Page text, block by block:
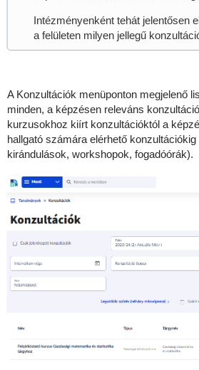
Intézményenként tehát jelentősen
a felületen milyen jellegű
A Konzultációk menüponton megjelenő
minden, a képzésen releváns
kurzusokhoz kiírt konzultációktól a
hallgató számára elérhető
kirándulások, workshopok, fogadóórák).